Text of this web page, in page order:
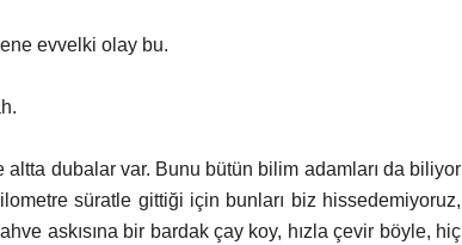
evvelki olay bu.
altta dubalar var. Bunu bütün bilim adamları da biliyor
süratle gittiği için bunları biz hissedemiyoruz,
askısına bir bardak çay koy, hızla çevir böyle, hiç